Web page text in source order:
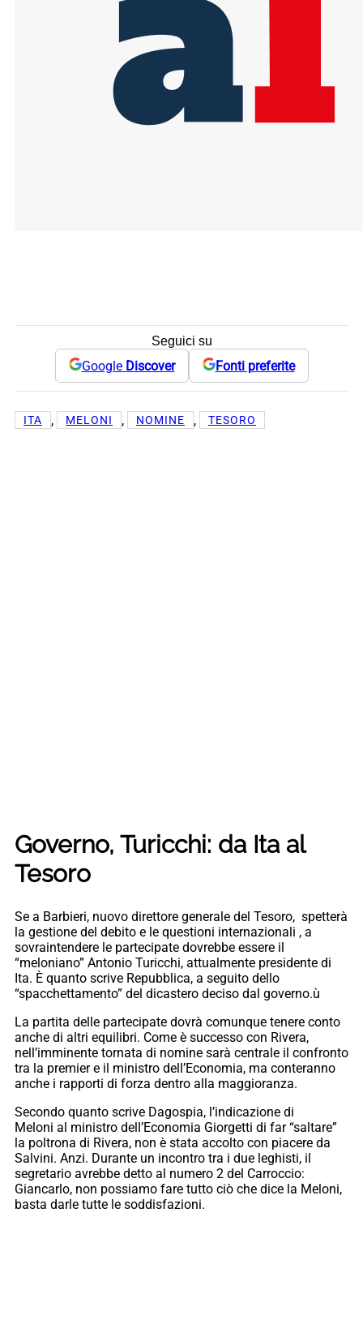
Seguici su
Google Discover Fonti preferite
ITA , MELONI , NOMINE , TESORO
Governo, Turicchi: da Ita al
Tesoro
Se a Barbieri, nuovo direttore generale del Tesoro, spetterà
la gestione del debito e le questioni internazionali , a
sovraintendere le partecipate dovrebbe essere il
“meloniano” Antonio Turicchi, attualmente presidente di
Ita. È quanto scrive Repubblica, a seguito dello
“spacchettamento” del dicastero deciso dal governo.ù
La partita delle partecipate dovrà comunque tenere conto
anche di altri equilibri. Come è successo con Rivera,
nell’imminente tornata di nomine sarà centrale il confronto
tra la premier e il ministro dell’Economia, ma conteranno
anche i rapporti di forza dentro alla maggioranza.
Secondo quanto scrive Dagospia, l’indicazione di
Meloni al ministro dell’Economia Giorgetti di far “saltare”
la poltrona di Rivera, non è stata accolto con piacere da
Salvini. Anzi. Durante un incontro tra i due leghisti, il
segretario avrebbe detto al numero 2 del Carroccio:
Giancarlo, non possiamo fare tutto ciò che dice la Meloni,
basta darle tutte le soddisfazioni.